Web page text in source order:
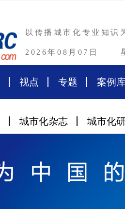
以传播城市化专业知识
2026年08月07日
视点 专题 案例
城市化杂志 城市化